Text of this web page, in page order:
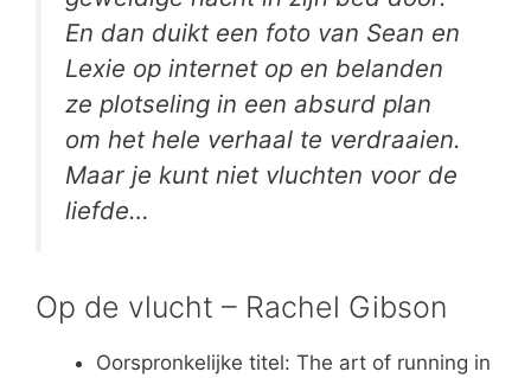
En dan duikt een foto van Sean en
Lexie op internet op en belanden
ze plotseling in een absurd plan
om het hele verhaal te verdraaien.
Maar je kunt niet vluchten voor de
liefde…
Op de vlucht – Rachel Gibson
Oorspronkelijke titel: The art of running in